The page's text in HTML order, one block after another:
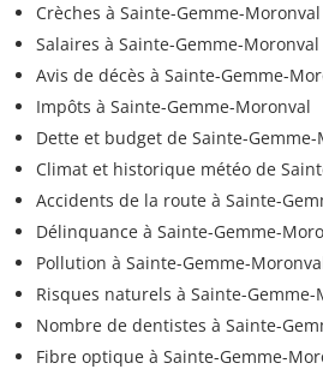
Crèches à Sainte-Gemme-Moronval
Salaires à Sainte-Gemme-Moronval
Avis de décès à Sainte-Gemme-
Impôts à Sainte-Gemme-Moronval
Dette et budget de Sainte-Gemme-
Climat et historique météo de
Accidents de la route à Sainte-
Délinquance à Sainte-Gemme-
Pollution à Sainte-Gemme-
Risques naturels à Sainte-Gemme-
Nombre de dentistes à Sainte-
Fibre optique à Sainte-Gemme-